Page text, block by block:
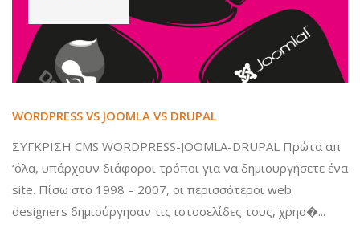
WORDPRESS VS JOOMLA VS DRUPAL
ΣΥΓΚΡΙΣΗ CMS WORDPRESS-JOOMLA-DRUPAL Πρώτα απ
‘όλα, υπάρχουν διάφοροι τρόποι για να δημιουργήσετε ένα
site. Πίσω στο 1998 – 2007, οι περισσότεροι web
designers δημιούργησαν τις ιστοσελίδες τους, χρησ�...